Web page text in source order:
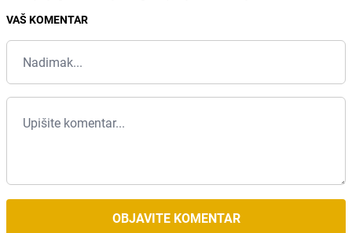
VAŠ KOMENTAR
OBJAVITE KOMENTAR